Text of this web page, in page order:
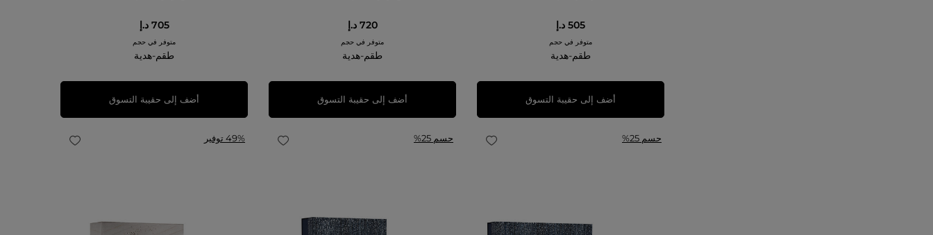
505 د.إ
متوفر في حجم
طقم-هدية
أضف إلى حقيبة التسوق
720 د.إ
متوفر في حجم
طقم-هدية
أضف إلى حقيبة التسوق
705 د.إ
متوفر في حجم
طقم-هدية
أضف إلى حقيبة التسوق
حسم 25% حسم 25% 49% توفير